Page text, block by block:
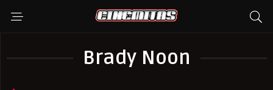
Brady Noon